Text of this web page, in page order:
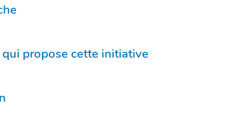
propose cette initiative